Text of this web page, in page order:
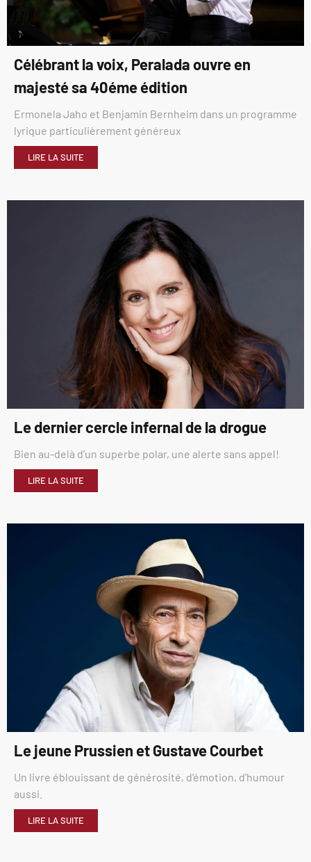
Célébrant la voix, Peralada ouvre en
majesté sa 40éme édition
Ermonela Jaho et Benjamin Bernheim dans un programme
lyrique particulièrement généreux
LIRE LA SUITE
Le dernier cercle infernal de la drogue
Bien au-delà d’un superbe polar, une alerte sans appel!
LIRE LA SUITE
Le jeune Prussien et Gustave Courbet
Un livre éblouissant de générosité, d’émotion, d’humour
aussi.
LIRE LA SUITE